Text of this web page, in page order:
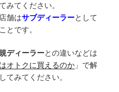
みてください。
舗はサブディーラーとして
とです。
ディーラーとの違いなどは
はオトクに買えるのか 」で解
してみてください。